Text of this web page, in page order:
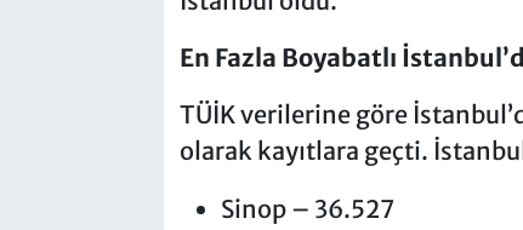
En Fazla Boyabatlı
TÜİK verilerine göre
olarak kayıtlara geçti.
Sinop – 36.527